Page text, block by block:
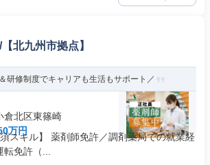
北九州市拠点】
研修制度でキャリアも生活もサポート／
倉北区東篠崎
万円
スキル】 薬剤師免許／調剤薬局での就業経
免許（...